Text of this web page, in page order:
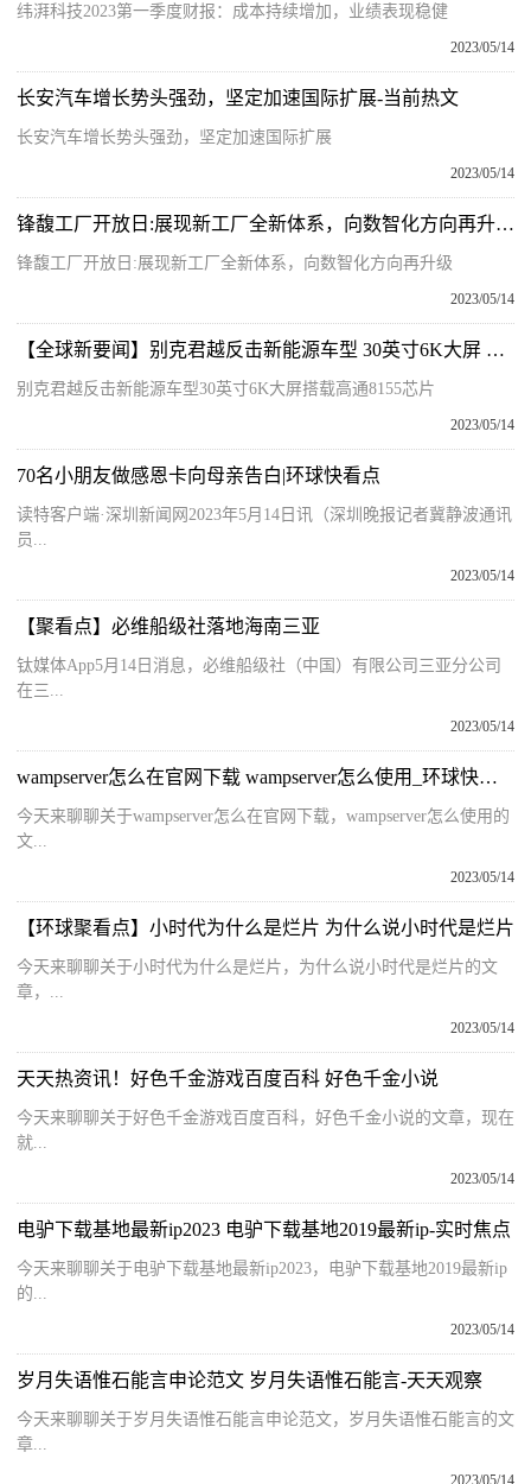
纬湃科技2023第一季度财报：成本持续增加，业绩表现稳健
2023/05/14
长安汽车增长势头强劲，坚定加速国际扩展-当前热文
长安汽车增长势头强劲，坚定加速国际扩展
2023/05/14
锋馥工厂开放日:展现新工厂全新体系，向数智化方向再升级 今日视点
锋馥工厂开放日:展现新工厂全新体系，向数智化方向再升级
2023/05/14
【全球新要闻】别克君越反击新能源车型 30英寸6K大屏 搭载高通8155芯片
别克君越反击新能源车型30英寸6K大屏搭载高通8155芯片
2023/05/14
70名小朋友做感恩卡向母亲告白|环球快看点
读特客户端·深圳新闻网2023年5月14日讯（深圳晚报记者冀静波通讯
员...
2023/05/14
【聚看点】必维船级社落地海南三亚
钛媒体App5月14日消息，必维船级社（中国）有限公司三亚分公司
在三...
2023/05/14
wampserver怎么在官网下载 wampserver怎么使用_环球快消息
今天来聊聊关于wampserver怎么在官网下载，wampserver怎么使用的
文...
2023/05/14
【环球聚看点】小时代为什么是烂片 为什么说小时代是烂片
今天来聊聊关于小时代为什么是烂片，为什么说小时代是烂片的文
章，...
2023/05/14
天天热资讯！好色千金游戏百度百科 好色千金小说
今天来聊聊关于好色千金游戏百度百科，好色千金小说的文章，现在
就...
2023/05/14
电驴下载基地最新ip2023 电驴下载基地2019最新ip-实时焦点
今天来聊聊关于电驴下载基地最新ip2023，电驴下载基地2019最新ip
的...
2023/05/14
岁月失语惟石能言申论范文 岁月失语惟石能言-天天观察
今天来聊聊关于岁月失语惟石能言申论范文，岁月失语惟石能言的文
章...
2023/05/14